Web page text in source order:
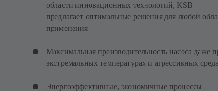
области инновационных технологий, KSB
предлагает оптимальные решения для любой
применения
Максимальная производительность насоса даже
экстремальных температурах и агрессивных
Энергоэффективные, экономичные процессы